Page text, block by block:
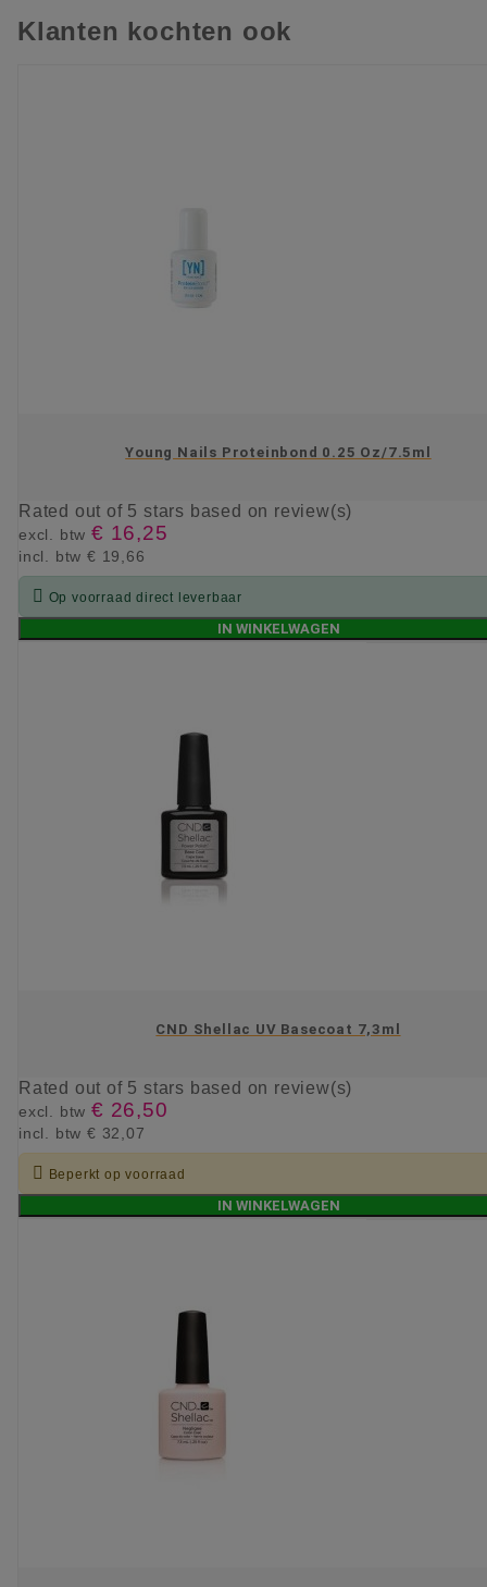
Klanten kochten ook
Young Nails Proteinbond 0.25 Oz/7.5ml
Rated out of 5 stars based on review(s)
excl. btw € 16,25
incl. btw € 19,66
 Op voorraad direct leverbaar
IN WINKELWAGEN
CND Shellac UV Basecoat 7,3ml
Rated out of 5 stars based on review(s)
excl. btw € 26,50
incl. btw € 32,07
 Beperkt op voorraad
IN WINKELWAGEN